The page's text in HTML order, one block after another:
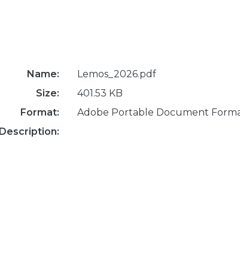
Name:
Lemos_2026.pdf
Size:
401.53 KB
Format:
Adobe Portable Document
Description: